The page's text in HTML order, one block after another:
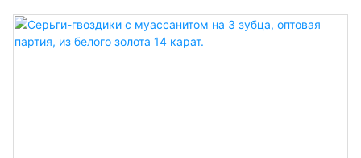
индустрии. Их дизайн, сочетающий в себе выращенные в
лаборатории бриллианты различной огранки, расположенные
в виде кластера, и универсальные варианты ношения,